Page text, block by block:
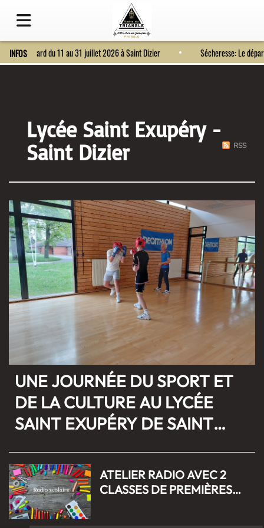
INFOS
Fort Bragard du 11 au 31 juillet 2026 à Saint Dizier Sécheresse: Le
Lycée Saint Exupéry -
Saint Dizier
RSS
UNE JOURNÉE DU SPORT ET
DE LA CULTURE AU LYCÉE
SAINT EXUPÉRY DE SAINT
ATELIER RADIO AVEC 2
CLASSES DE PREMIÈRES